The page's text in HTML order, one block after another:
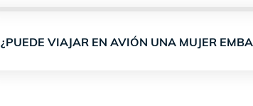
¿PUEDE VIAJAR EN AVIÓN UNA MUJER